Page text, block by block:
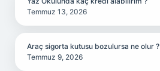
Temmuz 13, 2026
Araç sigorta kutusu bozulursa ne olur ?
Temmuz 9, 2026